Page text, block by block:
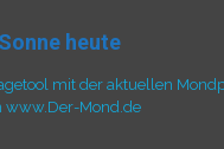
heute
www.Der-Mond.de